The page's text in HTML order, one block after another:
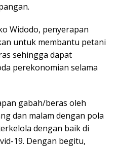
Widodo, penyerapan
untuk membantu petani
sehingga dapat
perekonomian selama
gabah/beras oleh
dan malam dengan pola
dengan baik di
19. Dengan begitu,